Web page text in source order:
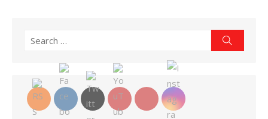
Search